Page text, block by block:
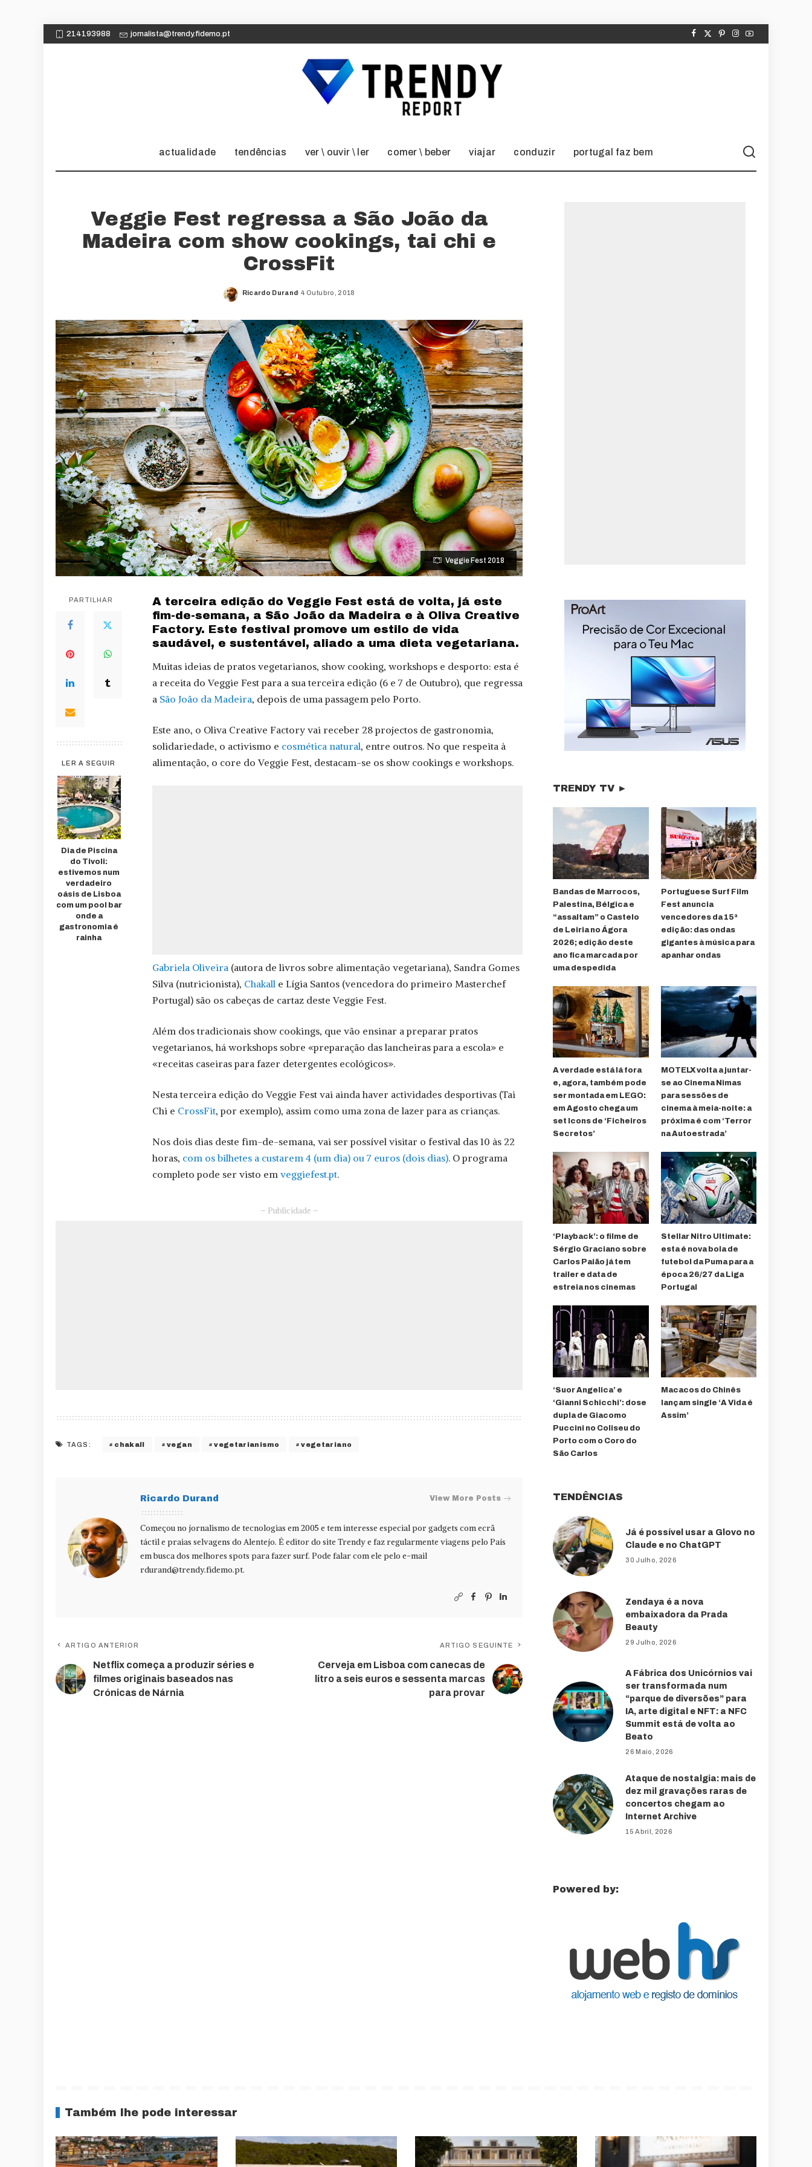
214193988 jornalista@trendy.fidemo.pt
actualidade tendências ver \ ouvir \ ler comer \ beber viajar conduzir portugal faz bem
Veggie Fest regressa a São João da
Madeira com show cookings, tai chi e
CrossFit
Posted
Ricardo Durand 4 Outubro, 2018
Veggie Fest 2018
PARTILHAR
LER A SEGUIR
Dia de Piscina
do Tivoli:
estivemos num
verdadeiro
oásis de Lisboa
com um pool bar
onde a
gastronomia é
rainha
A terceira edição do Veggie Fest está de volta, já este
fim-de-semana, a São João da Madeira e à Oliva Creative
Factory. Este festival promove um estilo de vida
saudável, e sustentável, aliado a uma dieta vegetariana.
Muitas ideias de pratos vegetarianos, show cooking, workshops e desporto: esta é
a receita do Veggie Fest para a sua terceira edição (6 e 7 de Outubro), que regressa
a São João da Madeira, depois de uma passagem pelo Porto.
Este ano, o Oliva Creative Factory vai receber 28 projectos de gastronomia,
solidariedade, o activismo e cosmética natural, entre outros. No que respeita à
alimentação, o core do Veggie Fest, destacam-se os show cookings e workshops.
Gabriela Oliveira (autora de livros sobre alimentação vegetariana), Sandra Gomes
Silva (nutricionista), Chakall e Lígia Santos (vencedora do primeiro Masterchef
Portugal) são os cabeças de cartaz deste Veggie Fest.
Além dos tradicionais show cookings, que vão ensinar a preparar pratos
vegetarianos, há workshops sobre «preparação das lancheiras para a escola» e
«receitas caseiras para fazer detergentes ecológicos».
Nesta terceira edição do Veggie Fest vai ainda haver actividades desportivas (Tai
Chi e CrossFit, por exemplo), assim como uma zona de lazer para as crianças.
Nos dois dias deste fim-de-semana, vai ser possível visitar o festival das 10 às 22
horas, com os bilhetes a custarem 4 (um dia) ou 7 euros (dois dias). O programa
completo pode ser visto em veggiefest.pt.
– Publicidade –
TAGS: chakall vegan vegetarianismo vegetariano
Ricardo Durand View More Posts
Começou no jornalismo de tecnologias em 2005 e tem interesse especial por gadgets com ecrã
táctil e praias selvagens do Alentejo. É editor do site Trendy e faz regularmente viagens pelo País
em busca dos melhores spots para fazer surf. Pode falar com ele pelo e-mail
rdurand@trendy.fidemo.pt.
ARTIGO ANTERIOR
Netflix começa a produzir séries e
filmes originais baseados nas
Crónicas de Nárnia
ARTIGO SEGUINTE
Cerveja em Lisboa com canecas de
litro a seis euros e sessenta marcas
para provar
TRENDY TV ►
Bandas de Marrocos,
Palestina, Bélgica e
“assaltam” o Castelo
de Leiria no Ágora
2026; edição deste
ano fica marcada por
uma despedida
Portuguese Surf Film
Fest anuncia
vencedores da 15ª
edição: das ondas
gigantes à música para
apanhar ondas
A verdade está lá fora
e, agora, também pode
ser montada em LEGO:
em Agosto chega um
set Icons de ‘Ficheiros
Secretos’
MOTELX volta a juntar-
se ao Cinema Nimas
para sessões de
cinema à meia-noite: a
próxima é com ‘Terror
na Autoestrada’
‘Playback’: o filme de
Sérgio Graciano sobre
Carlos Paião já tem
trailer e data de
estreia nos cinemas
Stellar Nitro Ultimate:
esta é nova bola de
futebol da Puma para a
época 26/27 da Liga
Portugal
‘Suor Angelica’ e
‘Gianni Schicchi’: dose
dupla de Giacomo
Puccini no Coliseu do
Porto com o Coro do
São Carlos
Macacos do Chinês
lançam single ‘A Vida é
Assim’
TENDÊNCIAS
Já é possível usar a Glovo no
Claude e no ChatGPT
30 Julho, 2026
Zendaya é a nova
embaixadora da Prada
Beauty
29 Julho, 2026
A Fábrica dos Unicórnios vai
ser transformada num
“parque de diversões” para
IA, arte digital e NFT: a NFC
Summit está de volta ao
Beato
26 Maio, 2026
Ataque de nostalgia: mais de
dez mil gravações raras de
concertos chegam ao
Internet Archive
15 Abril, 2026
Powered by:
Também lhe pode interessar